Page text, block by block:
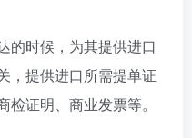
的时候，为其提供进口
，提供进口所需提单证
证明、商业发票等。